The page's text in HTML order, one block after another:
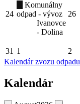
24
Komunálny
odpad - vývoz
Ivanovce
- Dolina
26
31 1 2
Kalendár zvozu odpadu
Kalendár